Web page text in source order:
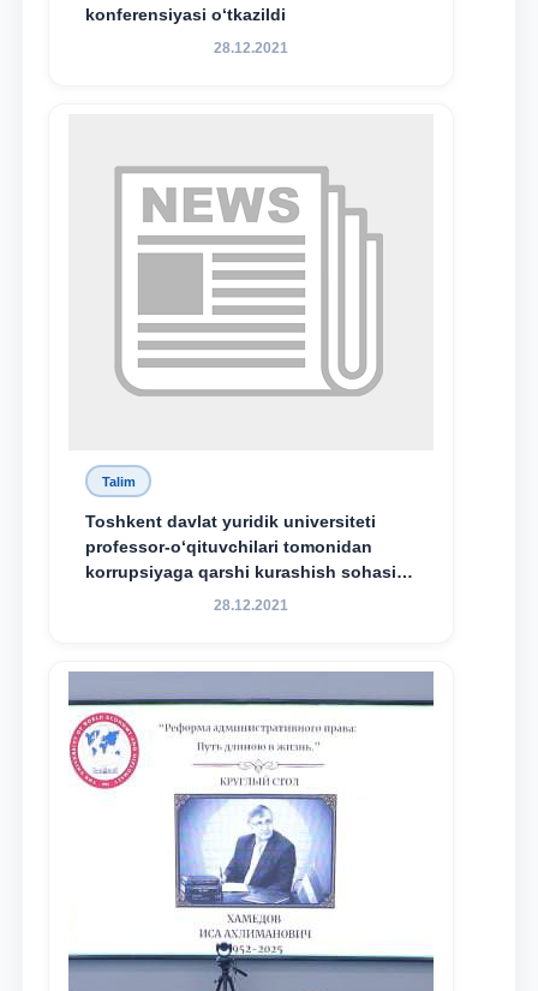
konferensiyasi o‘tkazildi
28.12.2021
Talim
Toshkent davlat yuridik universiteti
professor-o‘qituvchilari tomonidan
korrupsiyaga qarshi kurashish sohasida
amalga oshirilayotgan islohotlar hamda
maqsadida xorijiy va mahalliy ilmiy
nashrlarda chop etilgan maqolalar
dayjesti
28.12.2021